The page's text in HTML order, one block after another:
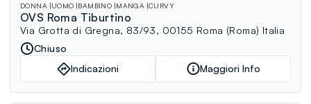
DONNA UOMO BAMBINO MANGA CURVY
OVS Roma Tiburtino
Via Grotta di Gregna, 83/93, 00155 Roma (Roma) Italia
Chiuso
Indicazioni
Maggiori Info